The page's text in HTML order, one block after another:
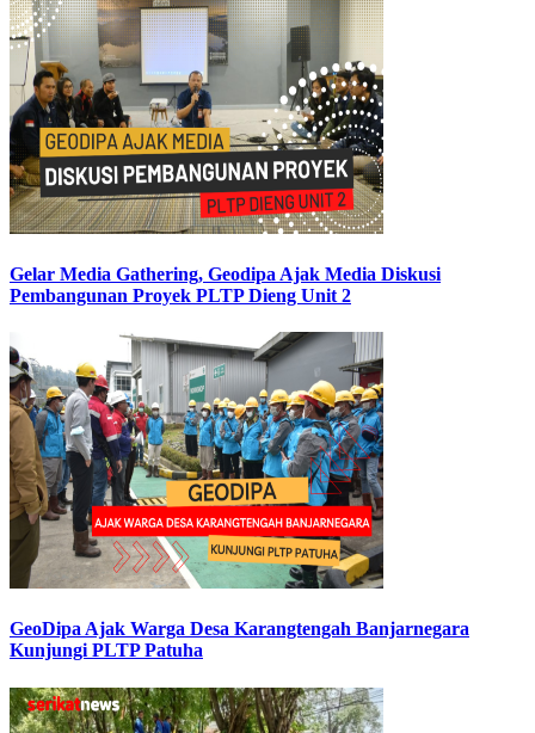
Gelar Media Gathering, Geodipa Ajak Media Diskusi
Pembangunan Proyek PLTP Dieng Unit 2
GeoDipa Ajak Warga Desa Karangtengah Banjarnegara
Kunjungi PLTP Patuha